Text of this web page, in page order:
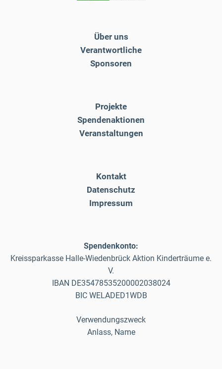
Über uns
Verantwortliche
Sponsoren
Projekte
Spendenaktionen
Veranstaltungen
Kontakt
Datenschutz
Impressum
Spendenkonto:
Kreissparkasse Halle-Wiedenbrück Aktion Kinderträume e.
V.
IBAN DE35478535200002038024
BIC WELADED1WDB
Verwendungszweck
Anlass, Name